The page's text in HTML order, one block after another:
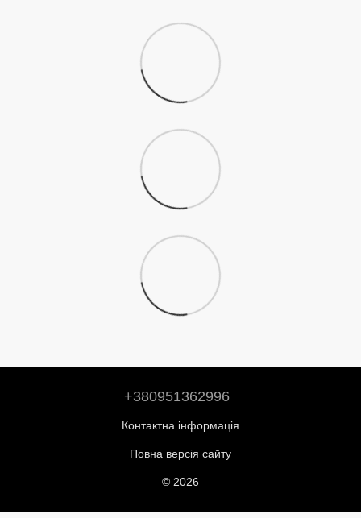
+380951362996
Контактна інформація
Повна версія сайту
© 2026